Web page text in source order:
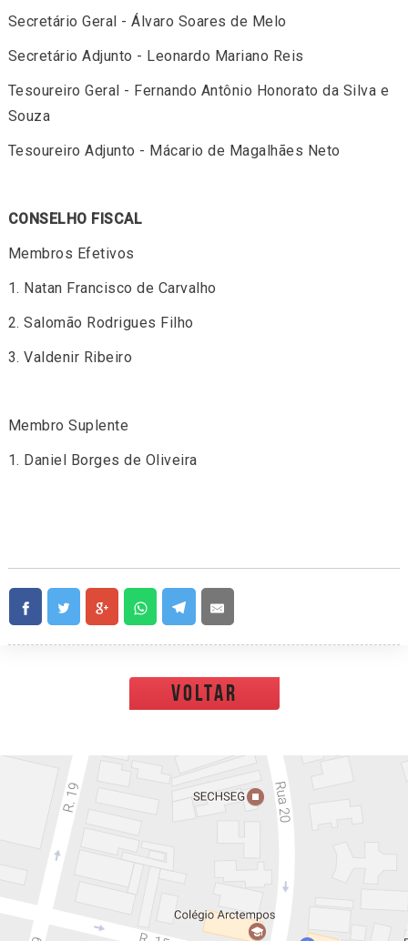
Secretário Geral - Álvaro Soares de Melo
Secretário Adjunto - Leonardo Mariano Reis
Tesoureiro Geral - Fernando Antônio Honorato da Silva e
Souza
Tesoureiro Adjunto - Mácario de Magalhães Neto
CONSELHO FISCAL
Membros Efetivos
1. Natan Francisco de Carvalho
2. Salomão Rodrigues Filho
3. Valdenir Ribeiro
Membro Suplente
1. Daniel Borges de Oliveira
voltar